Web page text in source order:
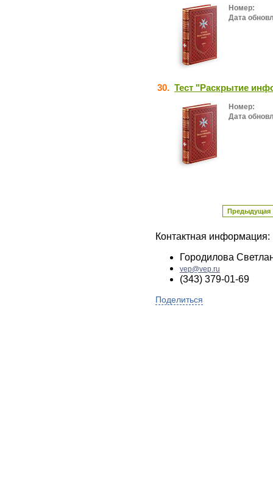
Номер:
Дата
30. Тест "Раскрытие
Номер:
Дата
Предыдущая
Контактная информация:
Городилова
vep@vep.ru
(343) 379-01-69
Поделиться